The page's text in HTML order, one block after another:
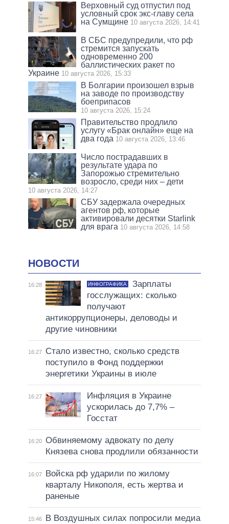
Верховный суд отпустил под
условный срок экс-главу села
на Сумщине 10 августа 2026, 14:41
В СБС предупредили, что рф
стремится запускать
одновременно 200
баллистических ракет по
Украине 10 августа 2026, 15:33
В Болгарии произошел взрыв
на заводе по производству
боеприпасов
10 августа 2026, 15:24
Правительство продлило
услугу «Брак онлайн» еще на
два года 10 августа 2026, 13:46
Число пострадавших в
результате удара по
Запорожью стремительно
возросло, среди них – дети
10 августа 2026, 14:27
СБУ задержала очередных
агентов рф, которые
активировали десятки Starlink
для врага 10 августа 2026, 14:58
НОВОСТИ
16:28 ИНФОГРАФИКА
Зарплаты
госслужащих: сколько
получают
антикоррупционеры, деловоды и
другие чиновники
16:27
Стало известно, сколько средств
поступило в Фонд поддержки
энергетики Украины в июле
16:27
Инфляция в Украине
ускорилась до 7,7% –
Госстат
16:20 Обвиняемому адвокату по делу
Князева снова продлили обязанности
16:07
Войска рф ударили по жилому
кварталу Никополя, есть жертва и
раненые
15:46
В Воздушных силах попросили медиа